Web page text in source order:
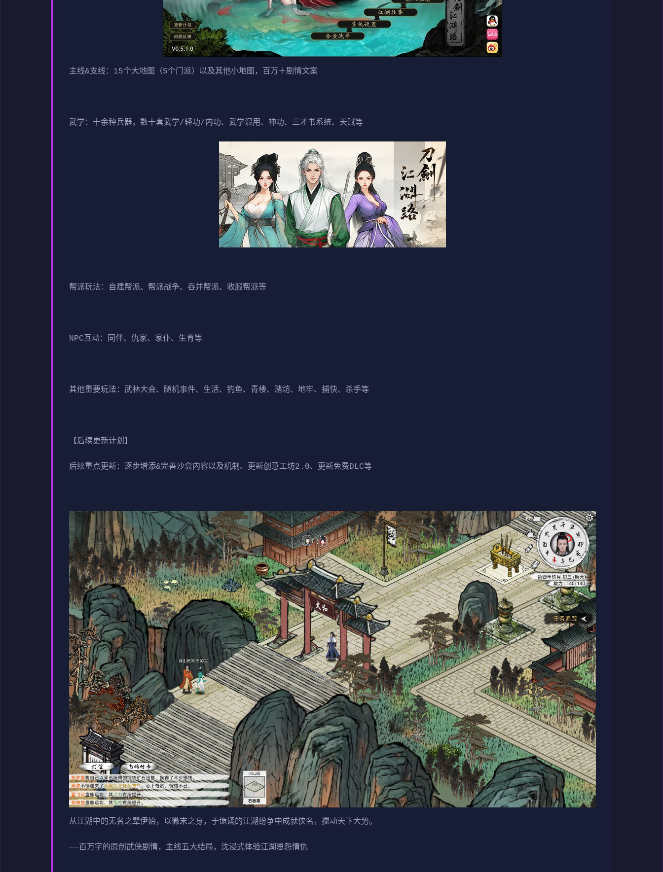
主线&支线：15个大地图（5个门派）以及其他小地图，百万＋剧情文案
武学：十余种兵器，数十套武学/轻功/内功、武学混用、神功、三才书系统、天赋等
帮派玩法：自建帮派、帮派战争、吞并帮派、收服帮派等
NPC互动：同伴、仇家、家仆、生育等
其他重要玩法：武林大会、随机事件、生活、钓鱼、青楼、赌坊、地牢、捕快、杀手等
【后续更新计划】
后续重点更新：逐步增添&完善沙盒内容以及机制、更新创意工坊2.0、更新免费DLC等
从江湖中的无名之辈伊始，以微末之身，于诡谲的江湖纷争中成就侠名，搅动天下大势。
——百万字的原创武侠剧情，主线五大结局，沈浸式体验江湖恩怨情仇